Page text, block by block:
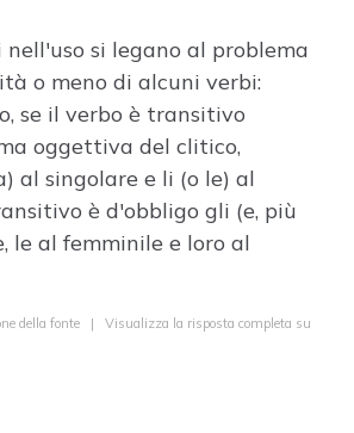
si legano al problema
o meno di alcuni verbi:
se il verbo è transitivo
oggettiva del clitico,
al singolare e li (o le) al
è d'obbligo gli (e, più
le al femminile e loro al
della fonte | Visualizza la risposta completa su